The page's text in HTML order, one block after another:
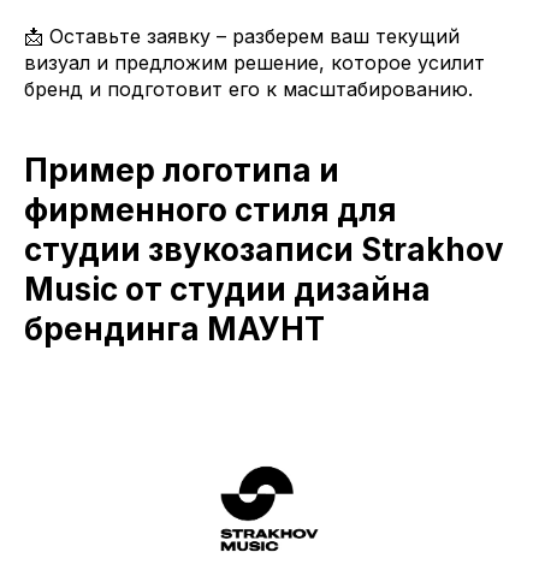
📩 Оставьте заявку – разберем ваш текущий
визуал и предложим решение, которое усилит
бренд и подготовит его к масштабированию.
Пример логотипа и
фирменного стиля для
студии звукозаписи Strakhov
Music от студии дизайна
брендинга МАУНТ